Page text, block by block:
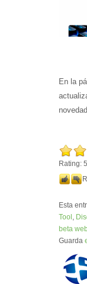
En la
Rating:
Esta
Tool ,
beta
Guarda